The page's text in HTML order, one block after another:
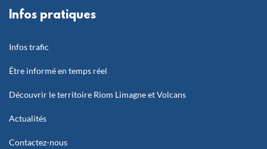
Infos pratiques
Infos trafic
Être informé en temps réel
Découvrir le territoire Riom Limagne et Volcans
Actualités
Contactez-nous